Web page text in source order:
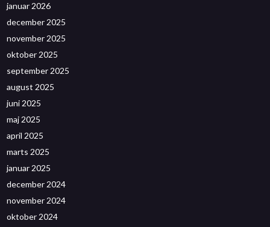
januar 2026
december 2025
november 2025
oktober 2025
september 2025
august 2025
juni 2025
maj 2025
april 2025
marts 2025
januar 2025
december 2024
november 2024
oktober 2024